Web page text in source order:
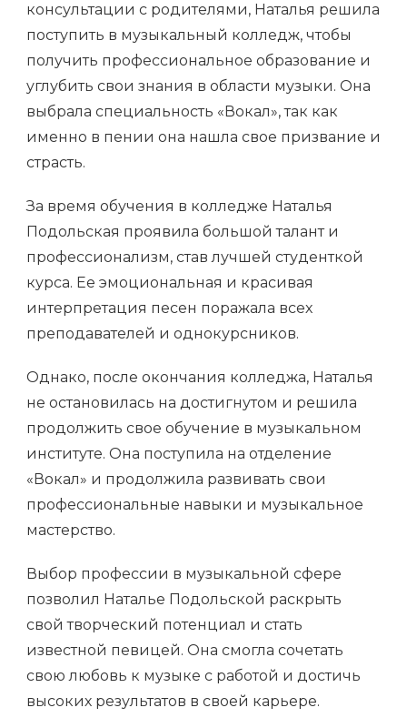
консультации с родителями, Наталья решила
поступить в музыкальный колледж, чтобы
получить профессиональное образование и
углубить свои знания в области музыки. Она
выбрала специальность «Вокал», так как
именно в пении она нашла свое призвание и
страсть.
За время обучения в колледже Наталья
Подольская проявила большой талант и
профессионализм, став лучшей студенткой
курса. Ее эмоциональная и красивая
интерпретация песен поражала всех
преподавателей и однокурсников.
Однако, после окончания колледжа, Наталья
не остановилась на достигнутом и решила
продолжить свое обучение в музыкальном
институте. Она поступила на отделение
«Вокал» и продолжила развивать свои
профессиональные навыки и музыкальное
мастерство.
Выбор профессии в музыкальной сфере
позволил Наталье Подольской раскрыть
свой творческий потенциал и стать
известной певицей. Она смогла сочетать
свою любовь к музыке с работой и достичь
высоких результатов в своей карьере.